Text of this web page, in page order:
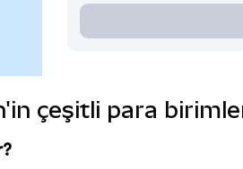
çeşitli para